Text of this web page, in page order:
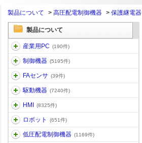
製品について > 高圧配電制御機器 > 保護継電器
製品について
産業用PC (190件)
制御機器 (5195件)
FAセンサ (39件)
駆動機器 (7240件)
HMI (8325件)
ロボット (651件)
低圧配電制御機器 (1169件)